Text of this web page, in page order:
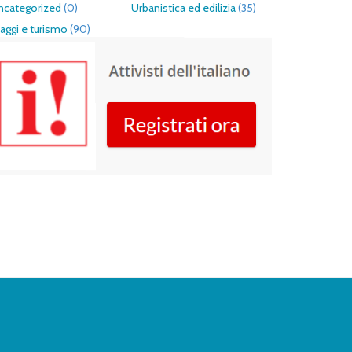
(0) Urbanistica ed edilizia(35)
e turismo (90)